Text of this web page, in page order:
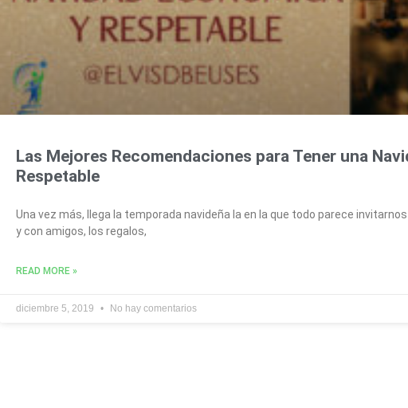
Las Mejores Recomendaciones para Tener una
Respetable
Una vez más, llega la temporada navideña la en la que todo parece
y con amigos, los regalos,
READ MORE »
diciembre 5, 2019 No hay comentarios